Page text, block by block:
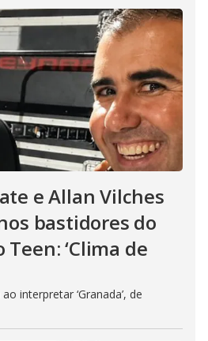
e Allan Vilches
bastidores do
‘Clima de
interpretar ‘Granada’, de